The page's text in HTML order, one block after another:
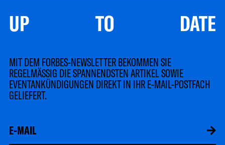
UP TO DATE
MIT DEM FORBES-NEWSLETTER BEKOMMEN SIE
REGELMÄSSIG DIE SPANNENDSTEN ARTIKEL SOWIE
EVENTANKÜNDIGUNGEN DIREKT IN IHR E-MAIL-POSTFACH
GELIEFERT.